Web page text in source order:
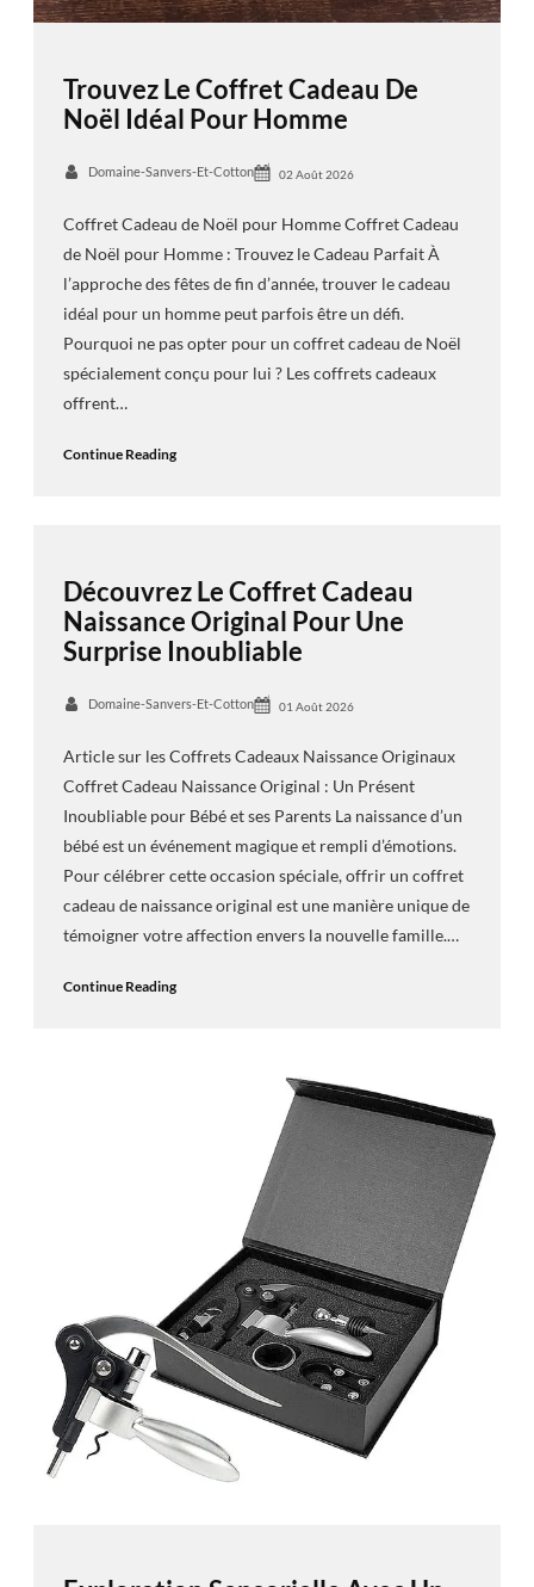
Trouvez Le Coffret Cadeau De
Noël Idéal Pour Homme
Domaine-Sanvers-Et-Cotton 02 Août 2026
Coffret Cadeau de Noël pour Homme Coffret Cadeau
de Noël pour Homme : Trouvez le Cadeau Parfait À
l’approche des fêtes de fin d’année, trouver le cadeau
idéal pour un homme peut parfois être un défi.
Pourquoi ne pas opter pour un coffret cadeau de Noël
spécialement conçu pour lui ? Les coffrets cadeaux
offrent…
Continue Reading
Découvrez Le Coffret Cadeau
Naissance Original Pour Une
Surprise Inoubliable
Domaine-Sanvers-Et-Cotton 01 Août 2026
Article sur les Coffrets Cadeaux Naissance Originaux
Coffret Cadeau Naissance Original : Un Présent
Inoubliable pour Bébé et ses Parents La naissance d’un
bébé est un événement magique et rempli d’émotions.
Pour célébrer cette occasion spéciale, offrir un coffret
cadeau de naissance original est une manière unique de
témoigner votre affection envers la nouvelle famille.…
Continue Reading